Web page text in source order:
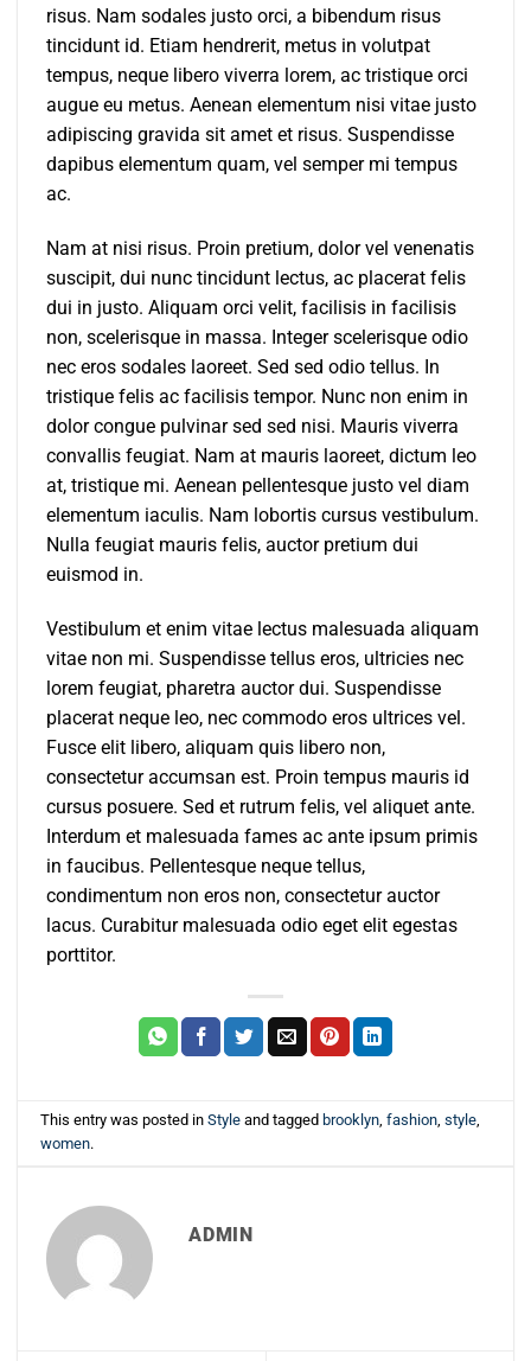
risus. Nam sodales justo orci, a bibendum risus
tincidunt id. Etiam hendrerit, metus in volutpat
tempus, neque libero viverra lorem, ac tristique orci
augue eu metus. Aenean elementum nisi vitae justo
adipiscing gravida sit amet et risus. Suspendisse
dapibus elementum quam, vel semper mi tempus
ac.
Nam at nisi risus. Proin pretium, dolor vel venenatis
suscipit, dui nunc tincidunt lectus, ac placerat felis
dui in justo. Aliquam orci velit, facilisis in facilisis
non, scelerisque in massa. Integer scelerisque odio
nec eros sodales laoreet. Sed sed odio tellus. In
tristique felis ac facilisis tempor. Nunc non enim in
dolor congue pulvinar sed sed nisi. Mauris viverra
convallis feugiat. Nam at mauris laoreet, dictum leo
at, tristique mi. Aenean pellentesque justo vel diam
elementum iaculis. Nam lobortis cursus vestibulum.
Nulla feugiat mauris felis, auctor pretium dui
euismod in.
Vestibulum et enim vitae lectus malesuada aliquam
vitae non mi. Suspendisse tellus eros, ultricies nec
lorem feugiat, pharetra auctor dui. Suspendisse
placerat neque leo, nec commodo eros ultrices vel.
Fusce elit libero, aliquam quis libero non,
consectetur accumsan est. Proin tempus mauris id
cursus posuere. Sed et rutrum felis, vel aliquet ante.
Interdum et malesuada fames ac ante ipsum primis
in faucibus. Pellentesque neque tellus,
condimentum non eros non, consectetur auctor
lacus. Curabitur malesuada odio eget elit egestas
porttitor.
This entry was posted inStyle and tagged brooklyn,fashion,style,
women.
ADMIN